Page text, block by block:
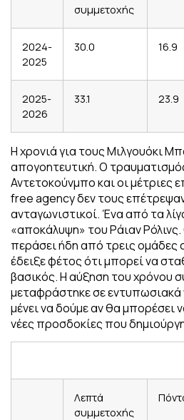
συμμετοχής
2024-
2025
30.0 16.9
2025-
2026
33.1 23.9
Η χρονιά για τους Μιλγουόκι
απογοητευτική. Ο
Αντετοκούνμπο και οι μέτριες
free agency δεν τους επέτρεψαν
ανταγωνιστικοί. Ένα από τα
«αποκάλυψη» του Ράιαν
περάσει ήδη από τρεις ομάδες
έδειξε φέτος ότι μπορεί να
βασικός. Η αύξηση του χρόνου
μεταφράστηκε σε
μένει να δούμε αν θα μπορέσει
νέες προσδοκίες που
Λεπτά
συμμετοχής